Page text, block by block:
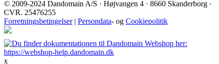
© 2009-2024 Dandomain A/S · Højvangen 4 · 8660 Skanderborg ·
CVR. 25476255
Forretningsbetingelser| Persondata- og Cookiepolitik
x